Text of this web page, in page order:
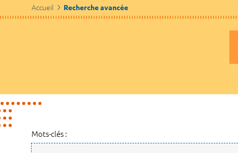
Accueil Recherche avancée
Mots-clés :